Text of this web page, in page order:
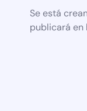
Se está
publicará en